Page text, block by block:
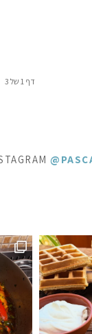
דף 1 של 3
בעשבי תיבולמלא את